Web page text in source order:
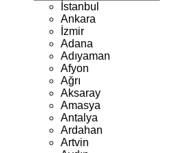
İstanbul
Ankara
İzmir
Adana
Adıyaman
Afyon
Ağrı
Aksaray
Amasya
Antalya
Ardahan
Artvin